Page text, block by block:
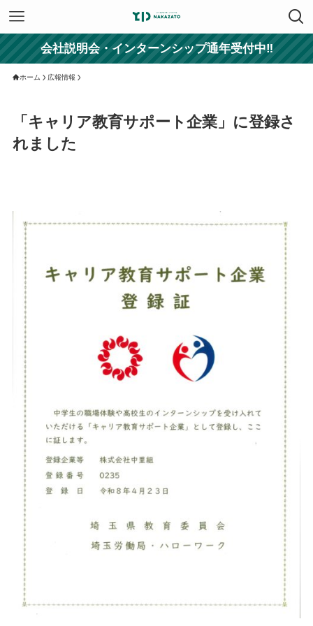
会社説明会・インターンシップ通年受付中‼
ホーム 広報情報
「キャリア教育サポート企業」に登録さ
れました